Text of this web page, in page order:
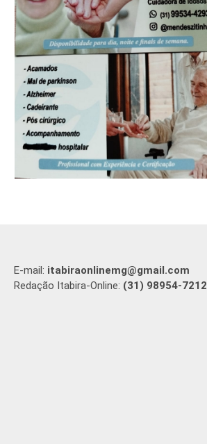
E-mail: itabiraonlinemg@gmail.com
Redação Itabira-Online: (31) 98954-7212